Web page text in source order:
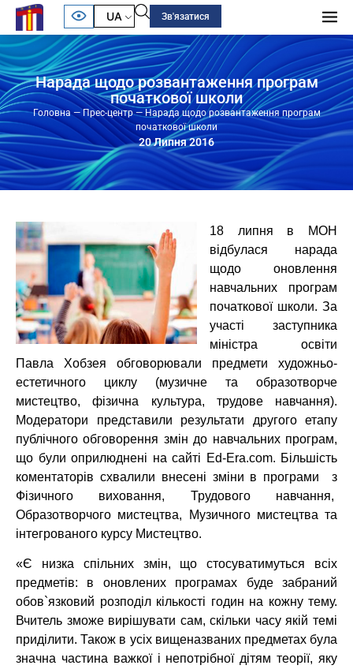
UA Зв'язатися
Нарада щодо розвантаження програм
початкової школи
Головна—Прес-центр— Нарада щодо розвантаження програм
початкової школи
20 Липня 2016
18 липня в МОН
відбулася нарада
щодо оновлення
навчальних програм
початкової школи. За
участі заступника
міністра освіти
Павла Хобзея обговорювали предмети художньо-
естетичного циклу (музичне та образотворче
мистецтво, фізична культура, трудове навчання).
Модератори представили результати другого етапу
публічного обговорення змін до навчальних програм,
що були оприлюднені на сайті Ed-Era.com. Більшість
коментаторів схвалили внесені зміни в програми з
Фізичного виховання, Трудового навчання,
Образотворчого мистецтва, Музичного мистецтва та
інтегрованого курсу Мистецтво.
«Є низка спільних змін, що стосуватимуться всіх
предметів: в оновлених програмах буде забраний
обов`язковий розподіл кількості годин на кожну тему.
Вчитель зможе вирішувати сам, скільки часу якій темі
приділити. Також в усіх вищеназваних предметах була
значна частина важкої і непотрібної дітям теорії, яку